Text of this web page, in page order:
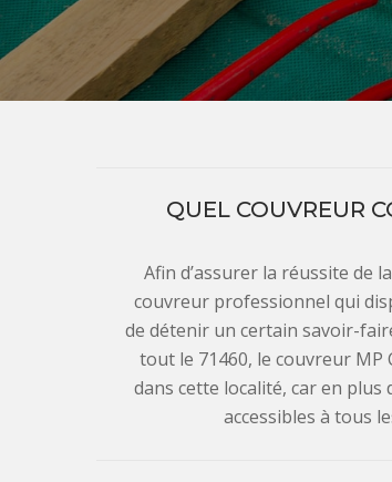
QUEL COUVREUR
Afin d’assurer la réussite de
couvreur professionnel qui
de détenir un certain savoir-
tout le 71460, le couvreur
dans cette localité, car en
accessibles à tous